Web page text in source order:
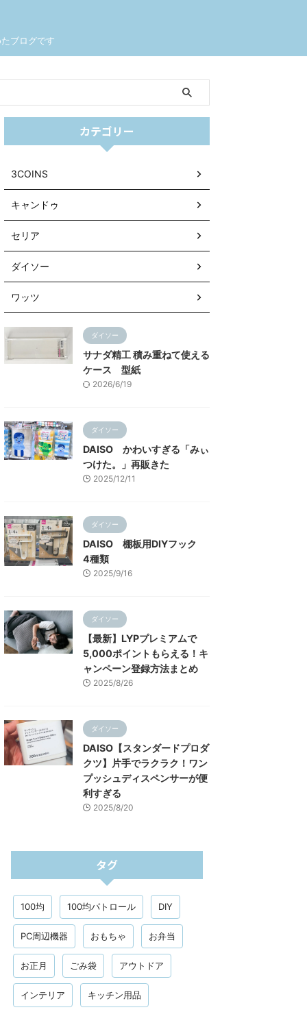
ブログです
カテゴリー
3COINS
キャンドゥ
セリア
ダイソー
ワッツ
ダイソー
サナダ精工 積み重ねて使える
ケース 型紙
2026/6/19
ダイソー
DAISO かわいすぎる「みぃ
つけた。」再販きた
2025/12/11
ダイソー
DAISO 棚板用DIYフック
4種類
2025/9/16
ダイソー
【最新】LYPプレミアムで
5,000ポイントもらえる！キ
ャンペーン登録方法まとめ
2025/8/26
ダイソー
DAISO【スタンダードプロダ
クツ】片手でラクラク！ワン
プッシュディスペンサーが便
利すぎる
2025/8/20
タグ
100均 100均パトロール DIY
PC周辺機器 おもちゃ お弁当
お正月 ごみ袋 アウトドア
インテリア キッチン用品